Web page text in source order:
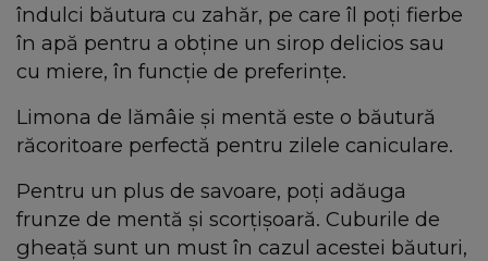
îndulci băutura cu zahăr, pe care îl poți fierbe
în apă pentru a obține un sirop delicios sau
cu miere, în funcție de preferințe.
Limona de lămâie și mentă este o băutură
răcoritoare perfectă pentru zilele caniculare.
Pentru un plus de savoare, poți adăuga
frunze de mentă și scorțișoară. Cuburile de
gheață sunt un must în cazul acestei băuturi,